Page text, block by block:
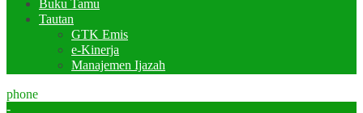
Buku Tamu
Tautan
GTK Emis
e-Kinerja
Manajemen Ijazah
phone
-